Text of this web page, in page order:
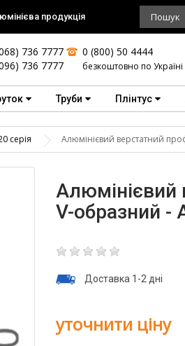
продукція
736 7777
736 7777
0 (800) 50 4444
безкоштовно по Україні
Труби Плінтус
серія Алюмінієвий верстатний
Алюмінієвий
V-образний -
Доставка 1-2 дні
уточнити ціну